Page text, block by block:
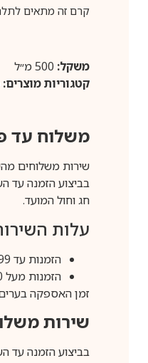
קרם זה מתאים
משקל:
קטגוריות מוצרים:
משלוח עד פתח
שירות משלוחים מהיר
חג וחול המועד.
עלות
הזמנות עד 399 ש״ח עלות 20 שקלים
הזמנות מעל 400 ש"ח : 15 ש״ח
זמן האספקה בערים לא
שירות
בביצוע הזמנה עד השעה 10:00 בימים א-ה. לא כולל שישי-שבת,ערבי